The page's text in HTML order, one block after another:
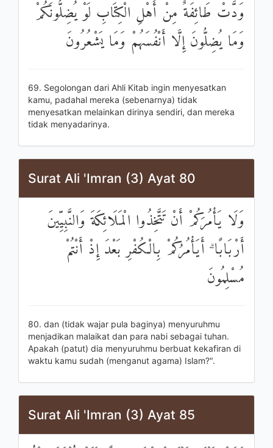
وَدَّتْ طَائِفَةٌ مِنْ أَهْلِ الْكِتَابِ لَوْ يُضِلُّونَكُمْ
وَمَا يُضِلُّونَ إِلَّا أَنْفُسَهُمْ وَمَا يَشْعُرُونَ
69. Segolongan dari Ahli Kitab ingin menyesatkan
kamu, padahal mereka (sebenarnya) tidak
menyesatkan melainkan dirinya sendiri, dan mereka
tidak menyadarinya.
Surat Ali 'Imran (3) Ayat 80
وَلَا يَأْمُرَكُمْ أَنْ تَتَّخِذُوا الْمَلَائِكَةَ وَالنَّبِيِّينَ
أَرْبَابًا ۗ أَيَأْمُرُكُمْ بِالْكُفْرِ بَعْدَ إِذْ أَنْتُمْ
مُسْلِمُونَ
80. dan (tidak wajar pula baginya) menyuruhmu
menjadikan malaikat dan para nabi sebagai tuhan.
Apakah (patut) dia menyuruhmu berbuat kekafiran di
waktu kamu sudah (menganut agama) Islam?".
Surat Ali 'Imran (3) Ayat 85